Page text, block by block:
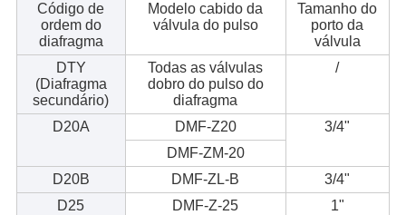
Código de
ordem do
diafragma
Modelo cabido da
válvula do pulso
Tamanho do
porto da
válvula
DTY
(Diafragma
secundário)
Todas as válvulas
dobro do pulso do
diafragma
/
D20A DMF-Z20
3/4"
DMF-ZM-20
D20B
DMF-ZL-B
3/4"
D25
DMF-Z-25
1"